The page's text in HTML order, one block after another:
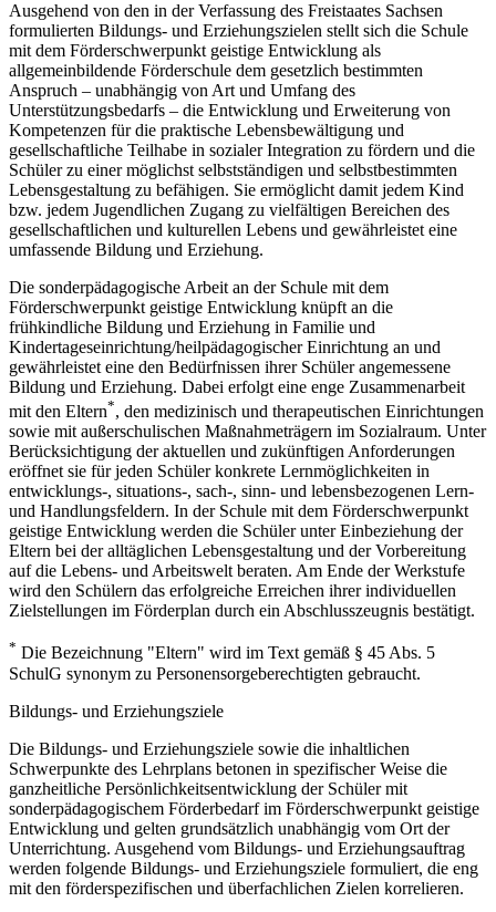
Ausgehend von den in der Verfassung des Freistaates Sachsen
formulierten Bildungs- und Erziehungszielen stellt sich die Schule
mit dem Förderschwerpunkt geistige Entwicklung als
allgemeinbildende Förderschule dem gesetzlich bestimmten
Anspruch – unabhängig von Art und Umfang des
Unterstützungsbedarfs – die Entwicklung und Erweiterung von
Kompetenzen für die praktische Lebensbewältigung und
gesellschaftliche Teilhabe in sozialer Integration zu fördern und die
Schüler zu einer möglichst selbstständigen und selbstbestimmten
Lebensgestaltung zu befähigen. Sie ermöglicht damit jedem Kind
bzw. jedem Jugendlichen Zugang zu vielfältigen Bereichen des
gesellschaftlichen und kulturellen Lebens und gewährleistet eine
umfassende Bildung und Erziehung.
Die sonderpädagogische Arbeit an der Schule mit dem
Förderschwerpunkt geistige Entwicklung knüpft an die
frühkindliche Bildung und Erziehung in Familie und
Kindertageseinrichtung/heilpädagogischer Einrichtung an und
gewährleistet eine den Bedürfnissen ihrer Schüler angemessene
Bildung und Erziehung. Dabei erfolgt eine enge Zusammenarbeit
mit den Eltern*, den medizinisch und therapeutischen Einrichtungen
sowie mit außerschulischen Maßnahmeträgern im Sozialraum. Unter
Berücksichtigung der aktuellen und zukünftigen Anforderungen
eröffnet sie für jeden Schüler konkrete Lernmöglichkeiten in
entwicklungs-, situations-, sach-, sinn- und lebensbezogenen Lern-
und Handlungsfeldern. In der Schule mit dem Förderschwerpunkt
geistige Entwicklung werden die Schüler unter Einbeziehung der
Eltern bei der alltäglichen Lebensgestaltung und der Vorbereitung
auf die Lebens- und Arbeitswelt beraten. Am Ende der Werkstufe
wird den Schülern das erfolgreiche Erreichen ihrer individuellen
Zielstellungen im Förderplan durch ein Abschlusszeugnis bestätigt.
* Die Bezeichnung "Eltern" wird im Text gemäß § 45 Abs. 5
SchulG synonym zu Personensorgeberechtigten gebraucht.
Bildungs- und Erziehungsziele
Die Bildungs- und Erziehungsziele sowie die inhaltlichen
Schwerpunkte des Lehrplans betonen in spezifischer Weise die
ganzheitliche Persönlichkeitsentwicklung der Schüler mit
sonderpädagogischem Förderbedarf im Förderschwerpunkt geistige
Entwicklung und gelten grundsätzlich unabhängig vom Ort der
Unterrichtung. Ausgehend vom Bildungs- und Erziehungsauftrag
werden folgende Bildungs- und Erziehungsziele formuliert, die eng
mit den förderspezifischen und überfachlichen Zielen korrelieren.